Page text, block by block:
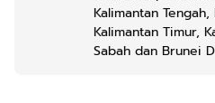
Kalimantan
Kalimantan Timur,
Sabah dan Brunei